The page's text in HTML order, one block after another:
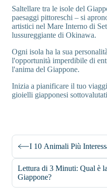
Saltellare tra le isole del
paesaggi pittoreschi – si
artistici nel Mare Interno di
lussureggiante di Okinawa.
Ogni isola ha la sua
l'opportunità imperdibile di
l'anima del Giappone.
Inizia a pianificare il tuo
gioielli giapponesi
I 10 Animali Più
Lettura di 3 Minuti: Qual è
Giappone?